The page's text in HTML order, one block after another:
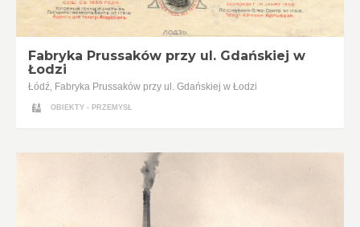
Fabryka Prussaków przy ul. Gdańskiej w
Łodzi
Łódź, Fabryka Prussaków przy ul. Gdańskiej w Łodzi
OBIEKTY - PRZEMYSŁ